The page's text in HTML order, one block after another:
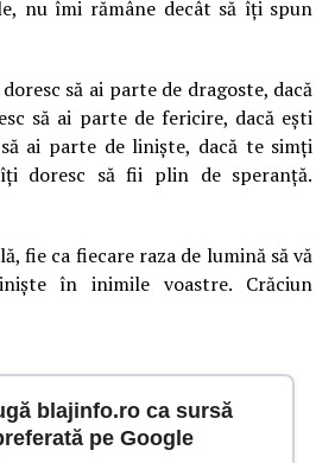
nu îmi rămâne decât să îți spun
să ai parte de dragoste, dacă
să ai parte de fericire, dacă ești
ai parte de liniște, dacă te simți
doresc să fii plin de speranță.
fie ca fiecare raza de lumină să vă
în inimile voastre. Crăciun
blajinfo.ro ca sursă
pe Google